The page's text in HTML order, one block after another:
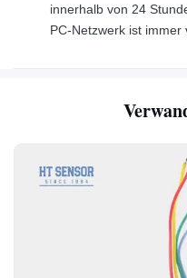
innerhalb von 24
PC-Netzwerk ist immer